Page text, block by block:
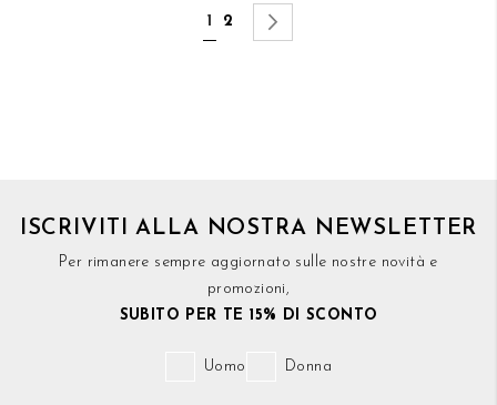
Pagina
Attualmente stai leggendo la pagina
1 Pagina
2
ISCRIVITI ALLA NOSTRA NEWSLETTER
Per rimanere sempre aggiornato sulle nostre novità e
promozioni,
SUBITO PER TE 15% DI SCONTO
Uomo Donna